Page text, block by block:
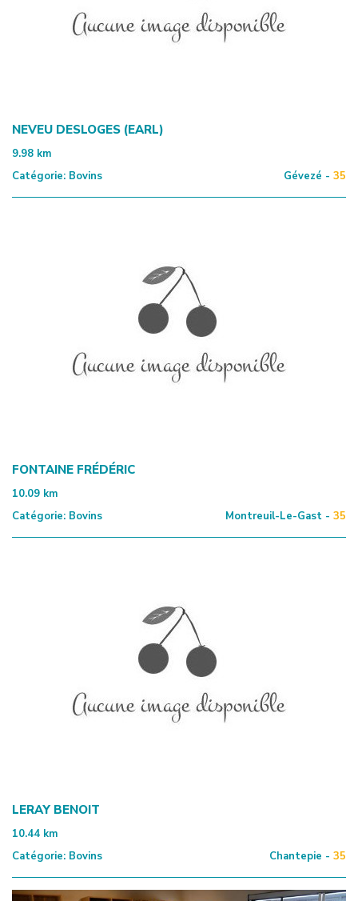
NEVEU DESLOGES (EARL)
9.98 km
Catégorie: Bovins Gévezé - 35
FONTAINE FRÉDÉRIC
10.09 km
Catégorie: Bovins Montreuil-Le-Gast - 35
LERAY BENOIT
10.44 km
Catégorie: Bovins Chantepie - 35